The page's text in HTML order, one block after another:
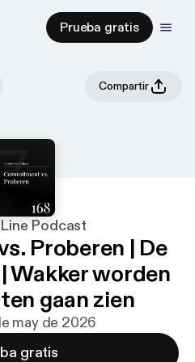
Prueba gratis
Compartir
Podcast
Proberen | De
Wakker worden
gaan zien
may de 2026
gratis